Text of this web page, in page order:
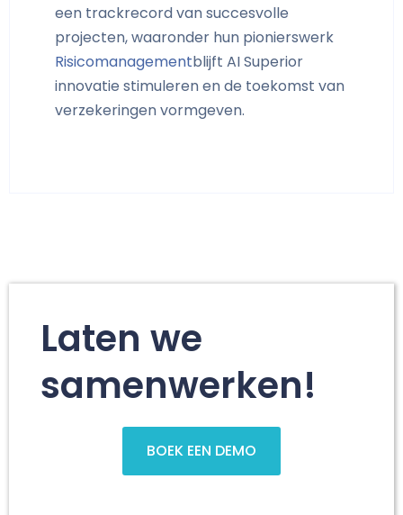
een trackrecord van succesvolle
projecten, waaronder hun pionierswerk
Risicomanagementblijft AI Superior
innovatie stimuleren en de toekomst van
verzekeringen vormgeven.
Laten we
samenwerken!
BOEK EEN DEMO